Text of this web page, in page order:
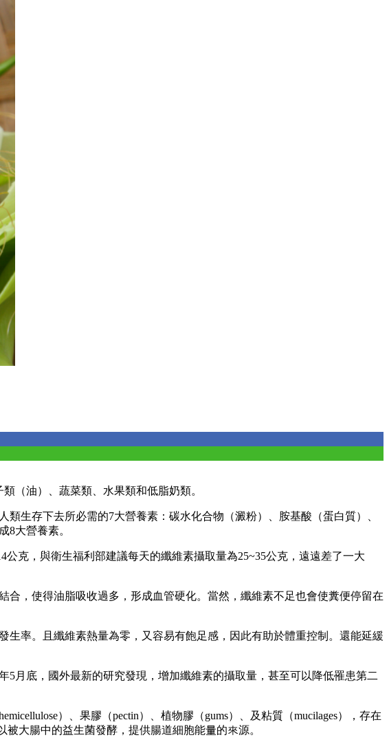
（油）、蔬菜類、水果類和低脂奶類。
生存下去所必需的7大營養素：碳水化合物（澱粉）、胺基酸（蛋白質）、
8大營養素。
克，與衛生福利部建議每天的纖維素攝取量為25~35公克，遠遠差了一大
，使得油脂吸收過多，形成血管硬化。當然，纖維素不足也會使糞便停留在
率。且纖維素熱量為零，又容易有飽足感，因此有助於體重控制。還能延緩
月底，國外最新的研究發現，增加纖維素的攝取量，甚至可以降低罹患第二
）、果膠（pectin）、植物膠（gums）、及粘質（mucilages），存在
大腸中的益生菌發酵，提供腸道細胞能量的來源。